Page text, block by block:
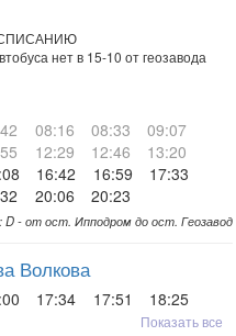
нет в 15-10 от геозавода
08:16 08:33
09:07
12:29 12:46
13:20
16:42 16:59
17:33
20:06 20:23
D - от ост. Ипподром до ост. Геозавод
Волкова
17:34 17:51
18:25
Показать все